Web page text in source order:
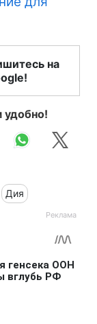
на
удобно!
Дия